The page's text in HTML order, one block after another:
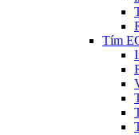
Tím